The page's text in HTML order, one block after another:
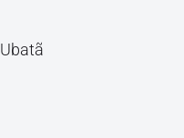
Ubatã